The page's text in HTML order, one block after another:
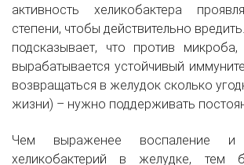
активность хеликобактера
степени, чтобы действительно
подсказывает, что против
вырабатывается устойчивый
возвращаться в желудок сколько
жизни) – нужно поддерживать
Чем выраженее воспаление
хеликобактерий в желудке, тем